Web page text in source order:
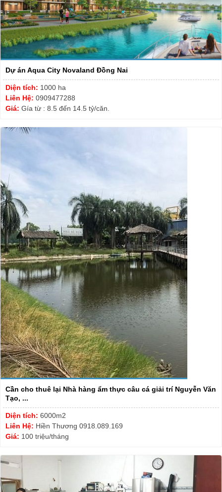
Dự án Aqua City Novaland Đồng Nai
Diện tích: 1000 ha
Liên Hệ: 0909477288
Giá: Gía từ : 8.5 đến 14.5 tỷ/căn.
Cần cho thuê lại Nhà hàng ẩm thực câu cá giải trí Nguyễn Văn
Tạo, ...
Diện tích: 6000m2
Liên Hệ: Hiền Thương 0918.089.169
Giá: 100 triệu/tháng